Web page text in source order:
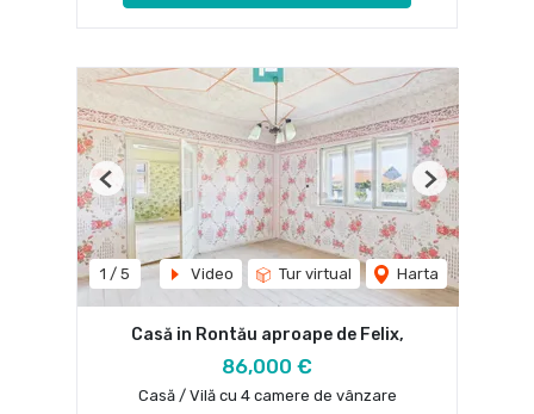
1 / 5 Video Tur virtual Harta
Previous Next
Casă in Rontău aproape de Felix,
86,000 €
Casă / Vilă cu 4 camere de vânzare